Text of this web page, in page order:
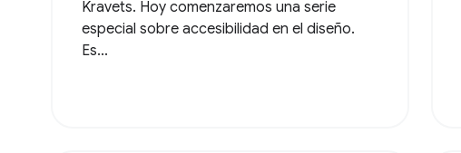
Kravets. Hoy comenzaremos una serie
especial sobre accesibilidad en el diseño.
Es...